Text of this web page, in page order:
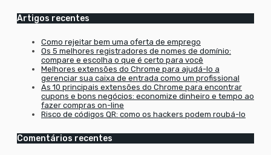
Artigos recentes
Como rejeitar bem uma oferta de emprego
Os 5 melhores registradores de nomes de domínio:
compare e escolha o que é certo para você
Melhores extensões do Chrome para ajudá-lo a
gerenciar sua caixa de entrada como um profissional
As 10 principais extensões do Chrome para encontrar
cupons e bons negócios: economize dinheiro e tempo ao
fazer compras on-line
Risco de códigos QR: como os hackers podem roubá-lo
Comentários recentes